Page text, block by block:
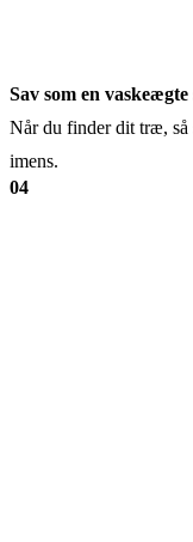
Sav som en vaskeægte
Når du finder dit træ, så
imens.
04